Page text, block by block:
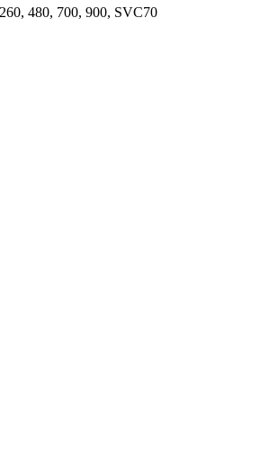
480, 700, 900, SVC70